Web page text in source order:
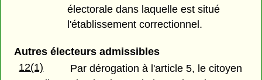
électorale dans laquelle est situé
l'établissement correctionnel.
Autres électeurs admissibles
12(1)
Par dérogation à l'article 5, le citoyen